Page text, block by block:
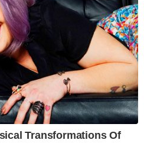
Transformations Of